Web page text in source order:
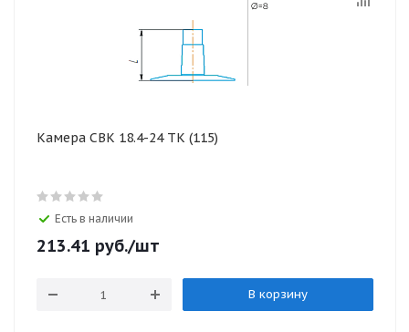
Камера СВК 18.4-24 ТК (115)
Есть в наличии
213.41 руб./шт
В корзину